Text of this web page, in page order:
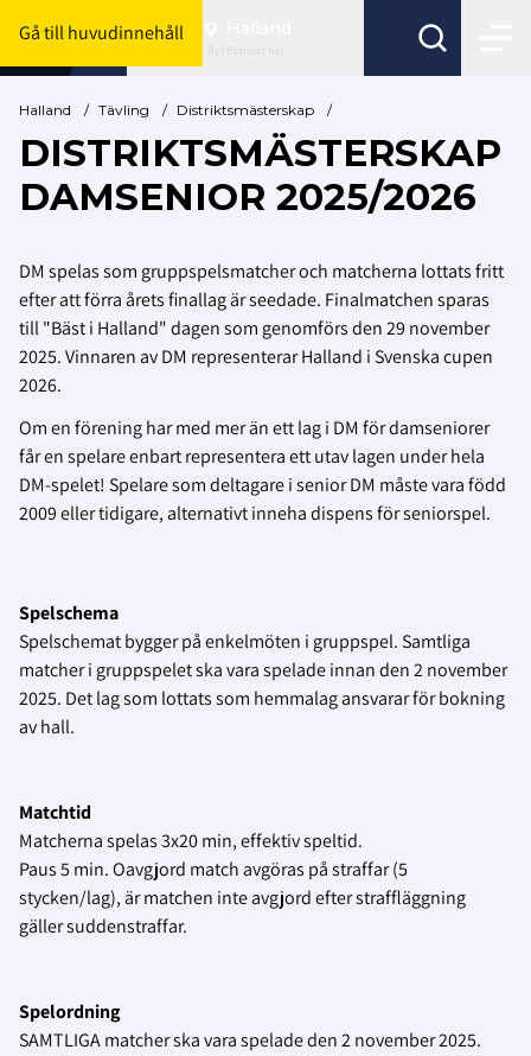
Gå till huvudinnehåll
Byt förbund här
Halland / Tävling / Distriktsmästerskap /
DISTRIKTSMÄSTERSKAP
DAMSENIOR 2025/2026
DM spelas som gruppspelsmatcher och matcherna lottats fritt
efter att förra årets finallag är seedade. Finalmatchen sparas
till "Bäst i Halland" dagen som genomförs den 29 november
2025. Vinnaren av DM representerar Halland i Svenska cupen
2026.
Om en förening har med mer än ett lag i DM för damseniorer
får en spelare enbart representera ett utav lagen under hela
DM-spelet! Spelare som deltagare i senior DM måste vara född
2009 eller tidigare, alternativt inneha dispens för seniorspel.
Spelschema
Spelschemat bygger på enkelmöten i gruppspel. Samtliga
matcher i gruppspelet ska vara spelade innan den 2 november
2025. Det lag som lottats som hemmalag ansvarar för bokning
av hall.
Matchtid
Matcherna spelas 3x20 min, effektiv speltid.
Paus 5 min. Oavgjord match avgöras på straffar (5
stycken/lag), är matchen inte avgjord efter straffläggning
gäller suddenstraffar.
Spelordning
SAMTLIGA matcher ska vara spelade den 2 november 2025.